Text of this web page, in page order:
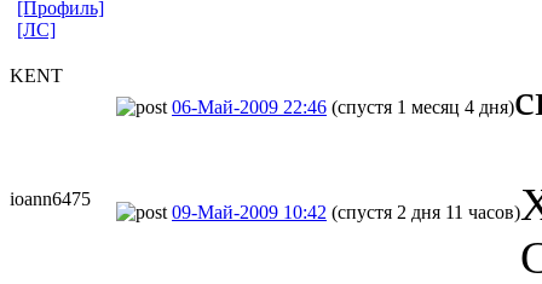
[Профиль]
[ЛС]
KENT
06-Май-2009 22:46 (спустя 1 месяц 4 дня)
ioann6475
09-Май-2009 10:42 (спустя 2 дня 11 часов)